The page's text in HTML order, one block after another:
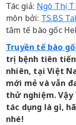
Tác giả: Ngô Thị
môn bởi: TS.BS
tâm tế bào gốc
Truyền tế bào
trị bệnh tiên tiến
nhiên, tại Việt
mới mẻ và vẫn
thử nghiệm. Vậy
tác dụng là gì,
nhé!